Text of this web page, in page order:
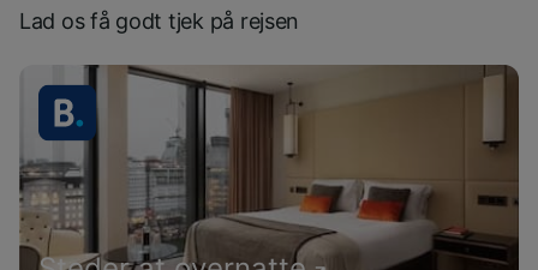
Lad os få godt tjek på rejsen